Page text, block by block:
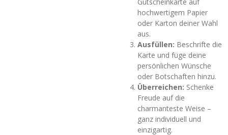
hochwertigem Papier
oder Karton deiner Wahl
aus.
Ausfüllen: Beschrifte die
Karte und füge deine
persönlichen Wünsche
oder Botschaften hinzu.
Überreichen: Schenke
Freude auf die
charmanteste Weise –
ganz individuell und
einzigartig.